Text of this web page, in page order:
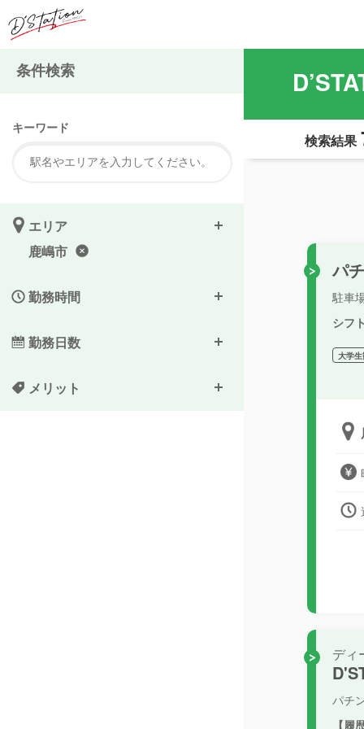
検索結果
パ
駐車
シフ
大学
ディ
パチ
【
条件検索
キーワード
エリア
鹿嶋市
勤務時間
勤務日数
メリット